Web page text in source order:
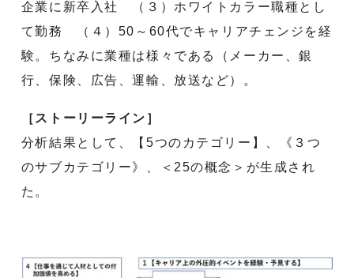
企業に新卒入社 （３）ホワイトカラー職種とし
て勤務 （４）50～60代でキャリアチェンジを経
験。ちなみに業種は様々である（メーカー、銀
行、保険、広告、運輸、放送など）。
［ストーリーライン］
分析結果として、【5つのカテゴリー】、《３つ
のサブカテゴリー》、＜25の概念＞が生成され
た。